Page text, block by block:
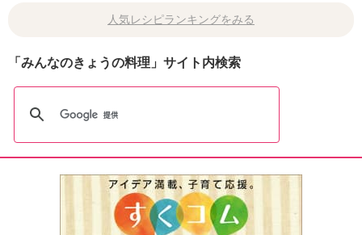
人気レシピランキングをみる
「みんなのきょうの料理」サイト内検索